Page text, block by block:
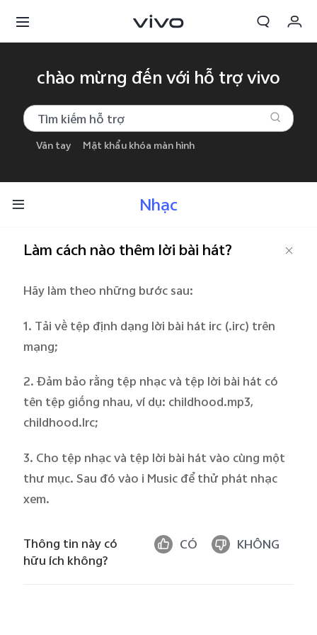
Đăng nhập/Đăng ký
Tài khoản của tôi
chào mừng đến với hỗ trợ vivo
Vân tay Mật khẩu khóa màn hình
Nhạc
Làm cách nào thêm lời bài hát?
Hãy làm theo những bước sau:
1. Tải về tệp định dạng lời bài hát irc (.irc) trên
mạng;
2. Đảm bảo rằng tệp nhạc và tệp lời bài hát có
tên tệp giống nhau, ví dụ: childhood.mp3,
childhood.lrc;
3. Cho tệp nhạc và tệp lời bài hát vào cùng một
thư mục. Sau đó vào i Music để thử phát nhạc
xem.
Thông tin này có
hữu ích không?
CÓ KHÔNG